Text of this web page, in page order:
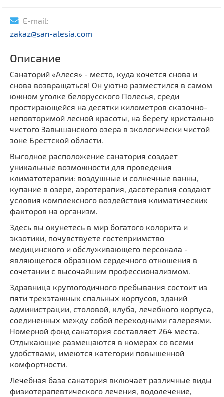
E-mail:
zakaz@san-alesia.com
Описание
Санаторий «Алеся» - место, куда хочется снова и
снова возвращаться! Он уютно разместился в самом
южном уголке белорусского Полесья, среди
простирающейся на десятки километров сказочно-
неповторимой лесной красоты, на берегу кристально
чистого Завышанского озера в экологически чистой
зоне Брестской области.
Выгодное расположение санатория создает
уникальные возможности для проведения
климатотерапии: воздушные и солнечные ванны,
купание в озере, аэротерапия, дасотерапия создают
условия комплексного воздействия климатических
факторов на организм.
Здесь вы окунетесь в мир богатого колорита и
экзотики, почувствуете гостеприимство
медицинского и обслуживающего персонала -
являющегося образцом сердечного отношения в
сочетании с высочайшим профессионализмом.
Здравница круглогодичного пребывания состоит из
пяти трехэтажных спальных корпусов, зданий
администрации, столовой, клуба, лечебного корпуса,
соединенных между собой переходными галереями.
Номерной фонд санатория составляет 264 места.
Отдыхающие размещаются в номерах со всеми
удобствами, имеются категории повышенной
комфортности.
Лечебная база санатория включает различные виды
физиотерапевтического лечения, водолечение,